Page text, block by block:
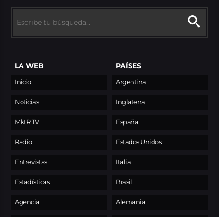
LA WEB
Inicio
Noticias
MktR TV
Radio
Entrevistas
Estadísticas
Agencia
PAÍSES
Argentina
Inglaterra
España
Estados Unidos
Italia
Brasil
Alemania